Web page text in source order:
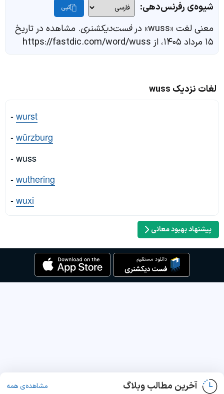
شیوه‌ی رفرنس‌دهی: کپی
معنی لغت «wuss» در فست‌دیکشنری. مشاهده در تاریخ
۱۵ مرداد ۱۴۰۵، از https://fastdic.com/word/wuss
لغات نزدیک wuss
-wurst
-würzburg
- wuss
-wuthering
-wuxi
پیشنهاد بهبود معانی
آخرین مطالب وبلاگ مشاهده‌ی همه